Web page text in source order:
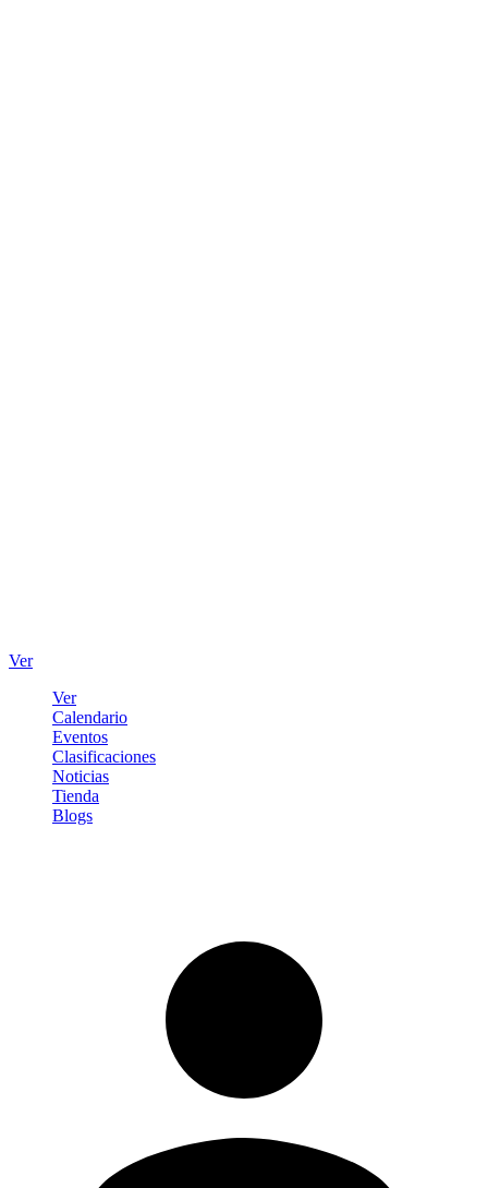
Ver
Ver
Calendario
Eventos
Clasificaciones
Noticias
Tienda
Blogs